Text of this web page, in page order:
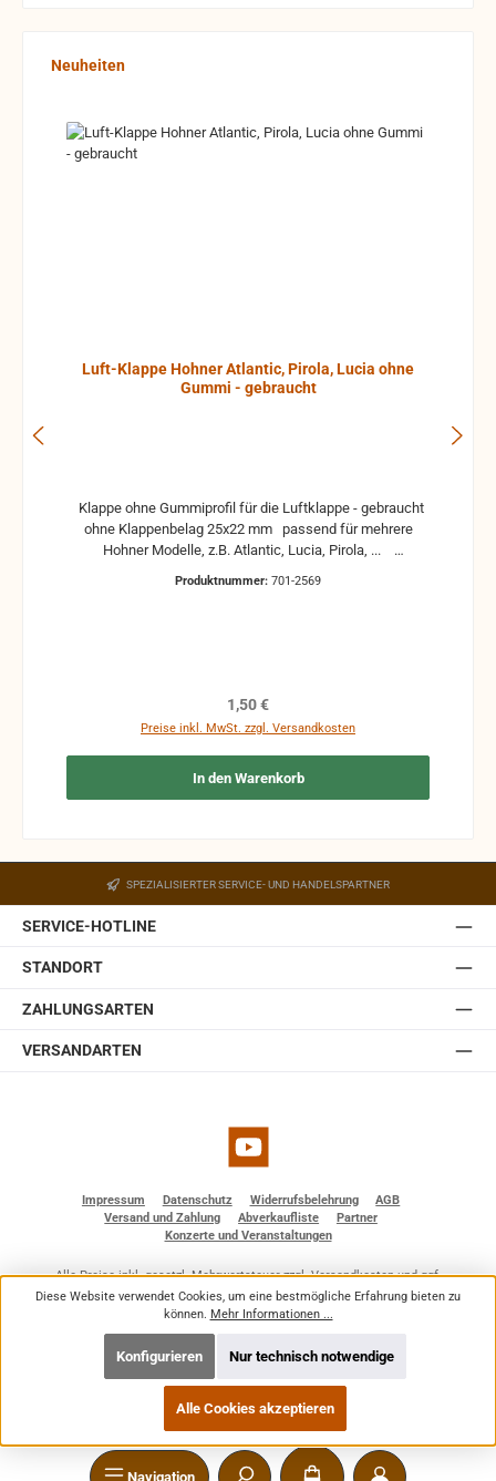
Navigation
Produktgalerie überspringen
Neuheiten
Luft-Klappe Hohner Atlantic, Pirola, Lucia ohne
Gummi - gebraucht
ohne Klappenbelag 25x22 mm passend für mehrere
Hohner Modelle, z.B. Atlantic, Lucia, Pirola, ...
gebrauchte Teile können optische Beschädigungen
Funktion nicht mehr gewährleistet werden und die
Produktnummer: 701-2569
Regulärer Preis:
1,50 €
Preise inkl. MwSt. zzgl. Versandkosten
In den Warenkorb
SPEZIALISIERTER SERVICE- UND HANDELSPARTNER
SERVICE-HOTLINE
STANDORT
ZAHLUNGSARTEN
VERSANDARTEN
YouTube
Impressum Datenschutz Widerrufsbelehrung
AGB
Versand und Zahlung
Abverkaufliste
Partner
Konzerte und Veranstaltungen
Alle Preise inkl. gesetzl. Mehrwertsteuer zzgl.Versandkostenund ggf.
Nachnahmegebühren, wenn nicht anders angegeben.
© 2026 BF - Dienstleistungen - Alle Rechte vorbehalten. Theme by
Diese Website verwendet Cookies, um eine bestmögliche Erfahrung bieten zu
können. Mehr Informationen ...
Nur technisch notwendige
Konfigurieren
Alle Cookies akzeptieren